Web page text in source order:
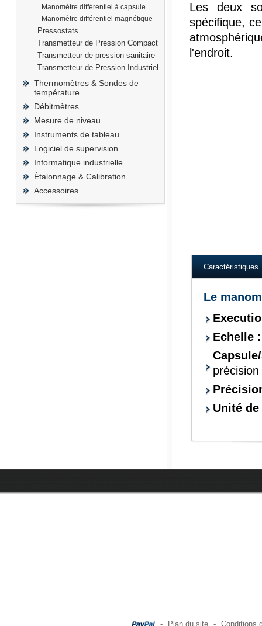
Manomètre différentiel à capsule
Manomètre différentiel magnétique
Pressostats
Transmetteur de Pression Compact
Transmetteur de pression sanitaire
Transmetteur de Pression Industriel
Thermomètres & Sondes de
température
Débitmètres
Mesure de niveau
Instruments de tableau
Logiciel de supervision
Informatique industrielle
Étalonnage & Calibration
Accessoires
Les deux
spécifique,
l'endroit.
Caractéristiques
Le
Echelle
Unité
- Plan du site - Conditions